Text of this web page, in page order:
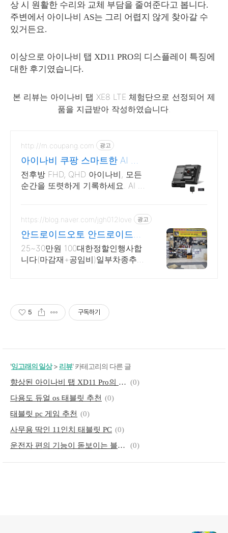
상 시 원활한 수리와 교체 부담을 줄여준다고 봅니다.
주변에서 아이나비 AS는 그리 어렵지 않게 찾아갈 수
있거든요.
이상으로 아이나비 탭 XD11 PRO의 디스플레이 특징에
대한 후기였습니다.
본 리뷰는 아이나비 탭 XE8 LTE 체험단으로 선정되어 제
품을 지급받아 작성하였습니다.
http://m.coupang.com 광고
아이나비 쿠팡 스마트한 AI 감
지 시스템
전후방 FHD, QHD 아이나비, 모든
순간을 또렷하게 기록하세요. AI 감
https://blog.naver.com/jgh012love 광고
안드로이드오토 안드로이드올
인
25~30만원 100대한정할인행사합
니다(마감재+공임비)일부차종추가
5 구독하기
'잉고래의 일상> 리뷰' 카테고리의 다른 글
향상된 아이나비 탭 XD11 Pro의 배터리 (0)
다용도 듀얼 os 태블릿 추천 (0)
태블릿 pc 게임 추천 (0)
사무용 딱인 11인치 태블릿 PC (0)
운전자 편의 기능이 돋보이는 블랙박스
(0)